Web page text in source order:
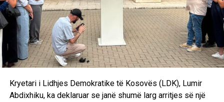
përputhen dhe është bindja ime që ka një dallim drastik
midis rezultatit zgjedhor dhe kërkesave të Lidhjes
Demokratike të Kosovës”, deklaroi Kurti pas takimit me
Abdixhikun. /Ekonomia Online/
Kryetari i Lidhjes Demokratike të Kosovës (LDK), Lumir
Abdixhiku, ka deklaruar se janë shumë larg arritjes së një